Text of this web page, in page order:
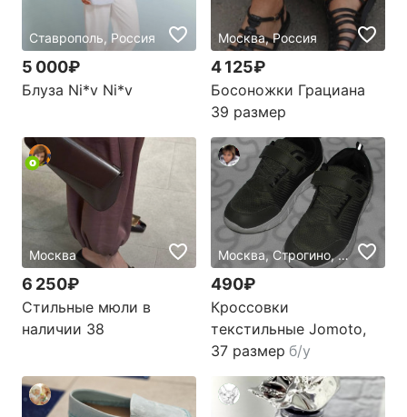
Ставрополь, Россия
5 000₽
Блуза Ni*v Ni*v
Москва, Россия
4 125₽
Босоножки Грациана
39 размер
Москва
6 250₽
Стильные мюли в
наличии 38
Москва, Строгино, Россия
490₽
Кроссовки
текстильные Jomoto,
37 размер б/у